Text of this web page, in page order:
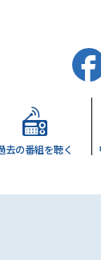
去の番組を聴く